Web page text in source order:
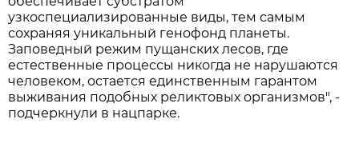
узкоспециализированные виды, тем самым
сохраняя уникальный генофонд планеты.
Заповедный режим пущанских лесов, где
естественные процессы никогда не нарушаются
человеком, остается единственным гарантом
выживания подобных реликтовых организмов", -
подчеркнули в нацпарке.